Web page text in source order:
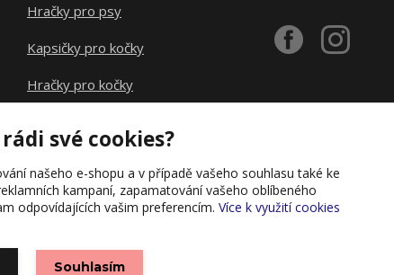
Hračky pro psy
Kapsičky pro kočky
Hračky pro kočky
své cookies?
našeho e-shopu a v případě vašeho souhlasu také ke
kampaní, zapamatování vašeho oblíbeného
odpovídajících vašim preferencím. Více k využití cookies
Souhlasím